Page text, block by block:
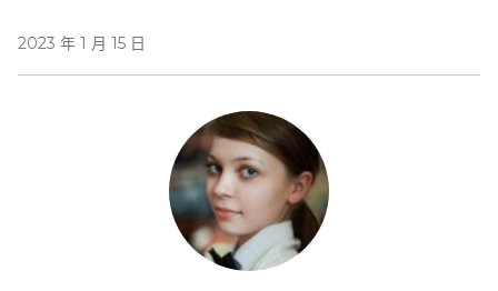
2023 年 1 月 15 日